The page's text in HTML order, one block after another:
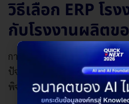
วิธีเลือก ERP โร
กับโรงงานผลิต
การเลือกแบรนด์ที่เหมาะสมกับธุ
ปัจจัยสำคัญลำดับต้น ๆ ที่ไม่คว
พิจารณาจากองค์ประกอบหลัก